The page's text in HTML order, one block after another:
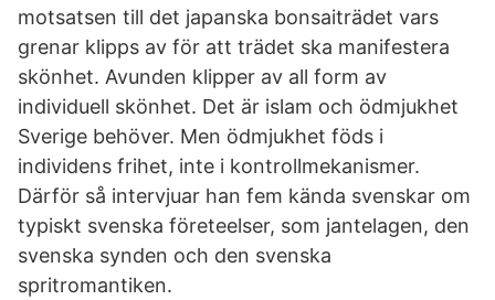
motsatsen till det japanska bonsaiträdet vars
grenar klipps av för att trädet ska manifestera
skönhet. Avunden klipper av all form av
individuell skönhet. Det är islam och ödmjukhet
Sverige behöver. Men ödmjukhet föds i
individens frihet, inte i kontrollmekanismer.
Därför så intervjuar han fem kända svenskar om
typiskt svenska företeelser, som jantelagen, den
svenska synden och den svenska
spritromantiken.